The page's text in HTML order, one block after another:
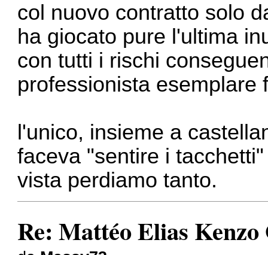
col nuovo contratto solo
ha giocato pure l'ultima
con tutti i rischi
professionista esemplare
l'unico, insieme a
faceva "sentire i
vista perdiamo tanto.
Re: Mattéo Elias